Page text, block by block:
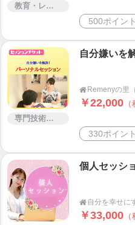
教育・レッスン・講習
500ポイント
専門技術サービス
自分嫌いを
Remenyの里
￥22,000
330ポイント
個人セッシ

￥33,000